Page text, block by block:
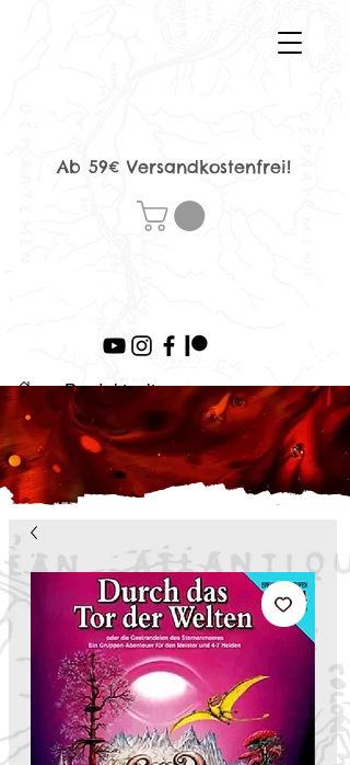
Ab 59€ Versandkostenfrei!
> Produktseite